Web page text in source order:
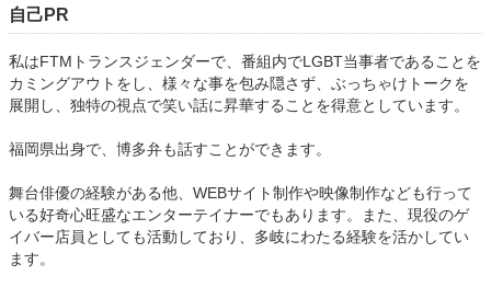
自己PR
私はFTMトランスジェンダーで、番組内でLGBT当事者であることを
カミングアウトをし、様々な事を包み隠さず、ぶっちゃけトークを
展開し、独特の視点で笑い話に昇華することを得意としています。
福岡県出身で、博多弁も話すことができます。
舞台俳優の経験がある他、WEBサイト制作や映像制作なども行って
いる好奇心旺盛なエンターテイナーでもあります。また、現役のゲ
イバー店員としても活動しており、多岐にわたる経験を活かしてい
ます。